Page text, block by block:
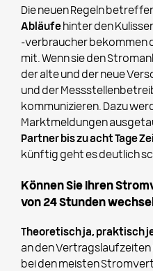
Die neuen Regeln
Abläufe hinter den
-verbraucher bekommen
mit. Wenn sie den
der alte und der neue
und der
kommunizieren. Dazu
Marktmeldungen
Partner bis zu acht Tage
künftig geht es deutlich
Können Sie Ihren
von 24 Stunden
Theoretisch ja, praktisch
an den
bei den meisten